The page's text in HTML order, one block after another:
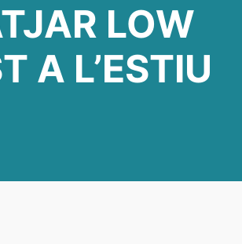
LOW
A L’ESTIU